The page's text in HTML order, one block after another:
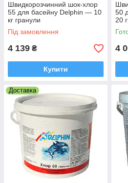
Швидкорозчинний шок-хлор
55 для басейну Delphin — 10
кг гранули
Під замовлення
4 139 ₴
Купити
50
20
4
Доставка